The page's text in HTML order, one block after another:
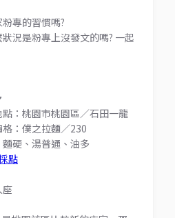
專的習慣嗎?
況是粉專上沒發文的嗎? 一起
：桃園市桃園區／石田一龍
：僕之拉麵／230
硬、湯普通、油多
點